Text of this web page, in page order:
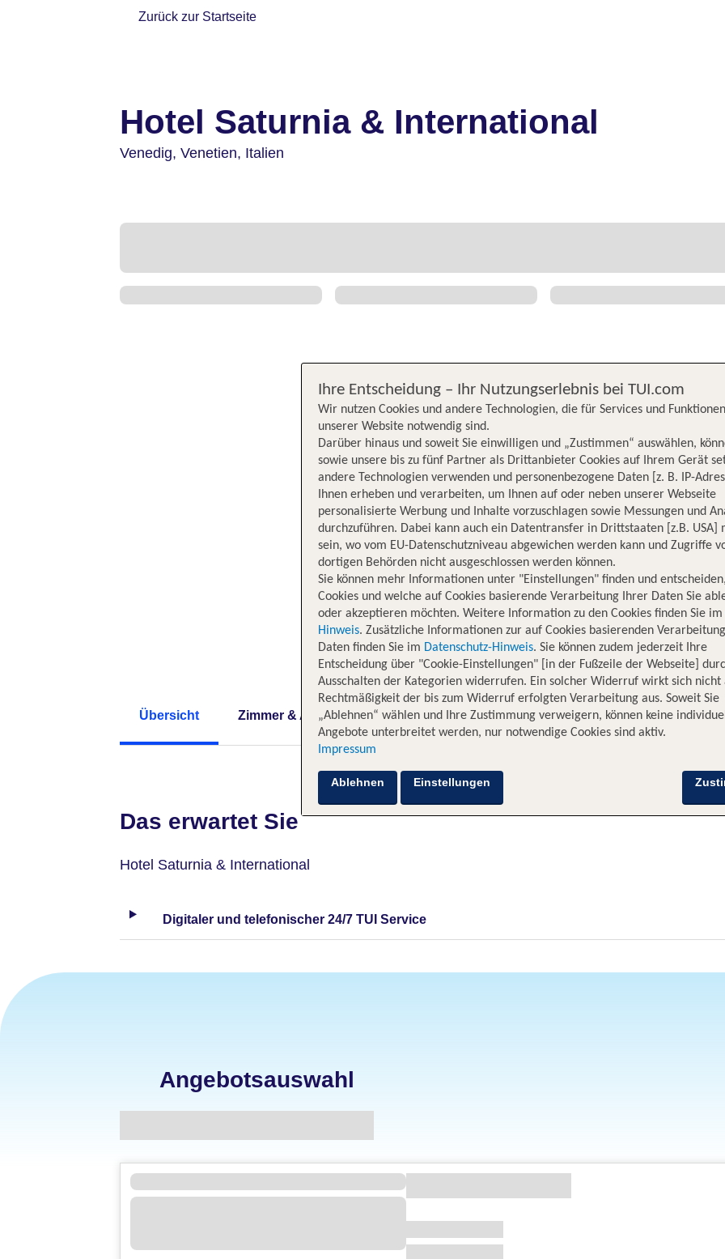
Zurück zur Startseite
Hotel Saturnia & International
Venedig, Venetien, Italien
Übersicht Zimmer & Angebote Hotelinformationen Lage Bewertungen
Das erwartet Sie
Hotel Saturnia & International
Digitaler und telefonischer 24/7 TUI Service
Angebotsauswahl
Ihre Entscheidung – Ihr Nutzungserlebnis bei TUI.com
Wir nutzen Cookies und andere Technologien, die für Services und
unserer Website notwendig sind.
Darüber hinaus und soweit Sie einwilligen und „Zustimmen“ auswählen,
sowie unsere bis zu fünf Partner als Drittanbieter Cookies auf Ihrem Gerät
andere Technologien verwenden und personenbezogene Daten [z. B. IP-
Ihnen erheben und verarbeiten, um Ihnen auf oder neben unserer Webseite
personalisierte Werbung und Inhalte vorzuschlagen sowie Messungen und
durchzuführen. Dabei kann auch ein Datentransfer in Drittstaaten [z.B. USA]
sein, wo vom EU-Datenschutzniveau abgewichen werden kann und Zugriffe
dortigen Behörden nicht ausgeschlossen werden können.
Sie können mehr Informationen unter "Einstellungen" finden und
Cookies und welche auf Cookies basierende Verarbeitung Ihrer Daten Sie
oder akzeptieren möchten. Weitere Information zu den Cookies finden Sie im
Hinweis. Zusätzliche Informationen zur auf Cookies basierenden
Daten finden Sie im Datenschutz-Hinweis. Sie können zudem jederzeit Ihre
Entscheidung über "Cookie-Einstellungen" [in der Fußzeile der Webseite]
Ausschalten der Kategorien widerrufen. Ein solcher Widerruf wirkt sich nicht
Rechtmäßigkeit der bis zum Widerruf erfolgten Verarbeitung aus. Soweit Sie
„Ablehnen“ wählen und Ihre Zustimmung verweigern, können keine
Angebote unterbreitet werden, nur notwendige Cookies sind aktiv.
Impressum
Ablehnen Einstellungen